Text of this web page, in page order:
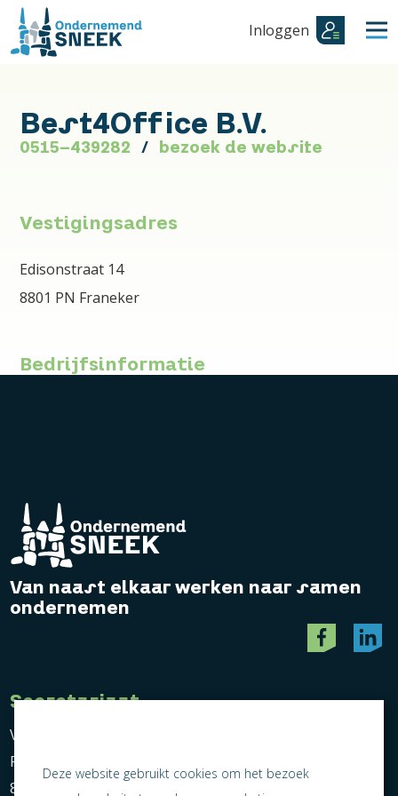
Inloggen
Best4Office B.V.
0515-439282 bezoek de website
Vestigingsadres
Edisonstraat 14
8801 PN Franeker
Bedrijfsinformatie
Van naast elkaar werken naar samen
ondernemen
Secretariaat
Vereniging Ondernemend Sneek
Postbus 464
8600 AL Sneek
Deze website gebruikt cookies om het bezoek